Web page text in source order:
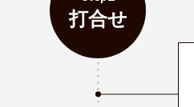
打合せ